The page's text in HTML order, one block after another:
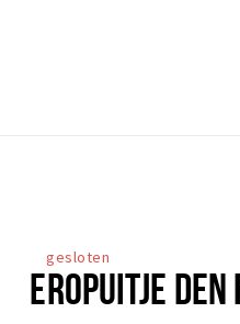
gesloten
EROPUITJE DEN